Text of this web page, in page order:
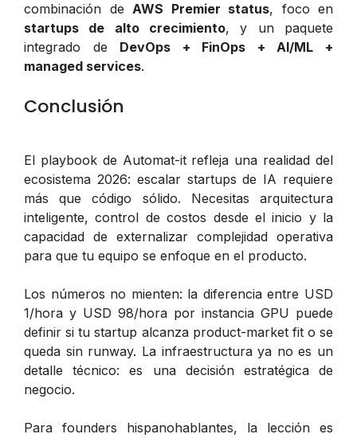
combinación de AWS Premier status, foco en
startups de alto crecimiento, y un paquete
integrado de DevOps + FinOps + AI/ML +
managed services.
Conclusión
El playbook de Automat-it refleja una realidad del
ecosistema 2026: escalar startups de IA requiere
más que código sólido. Necesitas arquitectura
inteligente, control de costos desde el inicio y la
capacidad de externalizar complejidad operativa
para que tu equipo se enfoque en el producto.
Los números no mienten: la diferencia entre USD
1/hora y USD 98/hora por instancia GPU puede
definir si tu startup alcanza product-market fit o se
queda sin runway. La infraestructura ya no es un
detalle técnico: es una decisión estratégica de
negocio.
Para founders hispanohablantes, la lección es